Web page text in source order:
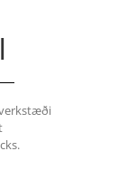
REKSTRARLEIGA